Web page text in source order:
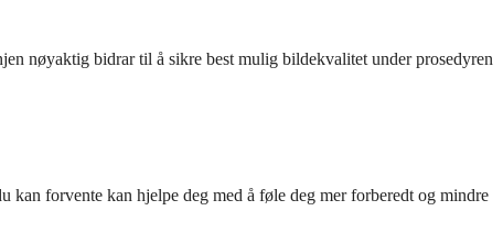
nøyaktig bidrar til å sikre best mulig bildekvalitet under prosedyren
kan forvente kan hjelpe deg med å føle deg mer forberedt og mindre